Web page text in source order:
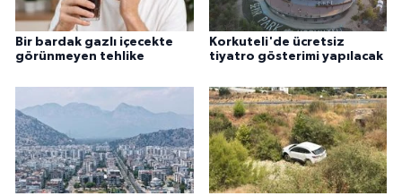
Bir bardak gazlı içecekte
görünmeyen tehlike
Korkuteli'de ücretsiz
tiyatro gösterimi yapılacak